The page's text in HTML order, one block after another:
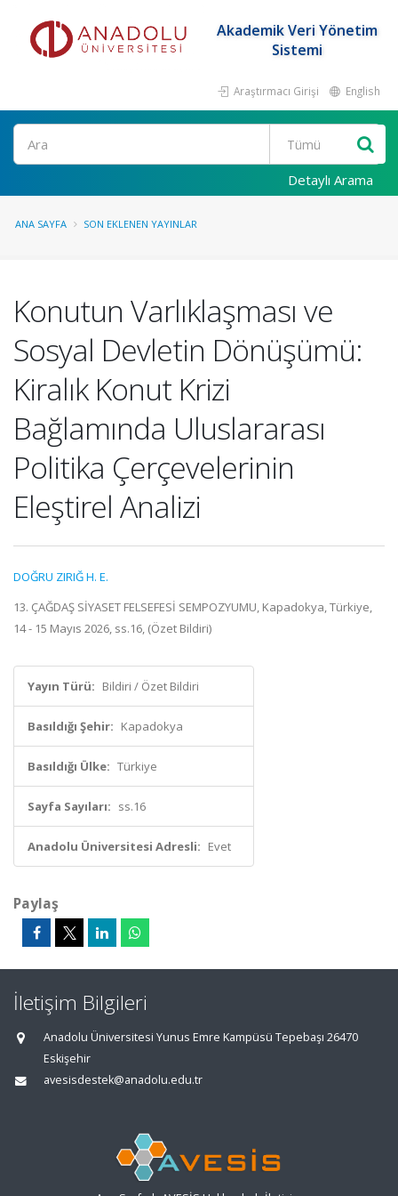
Akademik Veri Yönetim
Sistemi
Araştırmacı Girişi English
Ara
Detaylı Arama
ANA SAYFA SON EKLENEN YAYINLAR
Konutun Varlıklaşması ve
Sosyal Devletin Dönüşümü:
Kiralık Konut Krizi
Bağlamında Uluslararası
Politika Çerçevelerinin
Eleştirel Analizi
DOĞRU ZIRIĞ H. E.
13. ÇAĞDAŞ SİYASET FELSEFESİ SEMPOZYUMU, Kapadokya, Türkiye,
14 - 15 Mayıs 2026, ss.16, (Özet Bildiri)
Yayın Türü: Bildiri / Özet Bildiri
Basıldığı Şehir: Kapadokya
Basıldığı Ülke: Türkiye
Sayfa Sayıları: ss.16
Anadolu Üniversitesi Adresli: Evet
Paylaş
İletişim Bilgileri
Anadolu Üniversitesi Yunus Emre Kampüsü Tepebaşı 26470
Eskişehir
avesisdestek@anadolu.edu.tr